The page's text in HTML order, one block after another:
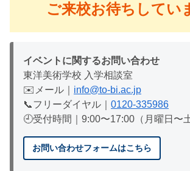
ご来校お待ちしてい
イベントに関するお問い合わせ
東洋美術学校 入学相談室
✉️メール｜ info@to-bi.ac.jp
📞フリーダイヤル｜ 0120-335986
🕘受付時間｜9:00〜17:00（月曜日〜
お問い合わせフォームはこちら